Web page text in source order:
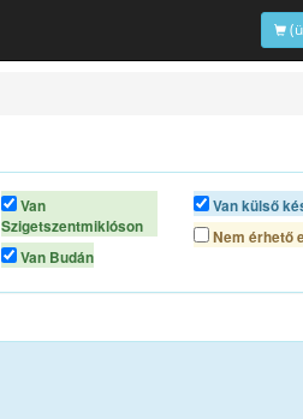
Van
Szigetszentmiklóson
Van Budán
Van külső
Nem érhető